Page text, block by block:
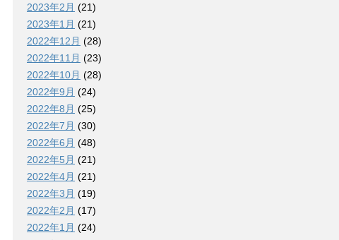
2023年2月 (21)
2023年1月 (21)
2022年12月 (28)
2022年11月 (23)
2022年10月 (28)
2022年9月 (24)
2022年8月 (25)
2022年7月 (30)
2022年6月 (48)
2022年5月 (21)
2022年4月 (21)
2022年3月 (19)
2022年2月 (17)
2022年1月 (24)